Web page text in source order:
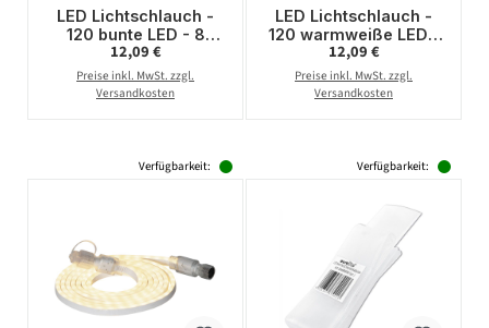
LED Lichtschlauch -
120 bunte LED - 8
Funktionen - Timer-
Batteriebetrieb - L:
12m - für Außen
Regulärer Preis:
12,09 €
Preise inkl. MwSt. zzgl.
Versandkosten
LED Lichtschlauch -
120 warmweiße LED -
8 Funktionen - Timer-
Batteriebetrieb - L:
12m - für Außen
Regulärer Preis:
12,09 €
Preise inkl. MwSt. zzgl.
Versandkosten
Verfügbarkeit: Verfügbarkeit: